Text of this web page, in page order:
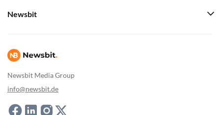
Newsbit Media Group
info@newsbit.de
Newsbit